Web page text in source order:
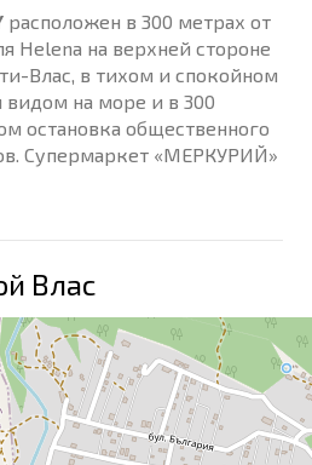
расположен в 300 метрах от
Helena на верхней стороне
Влас, в тихом и спокойном
на море и в 300
остановка общественного
Супермаркет «МЕРКУРИЙ»
Влас